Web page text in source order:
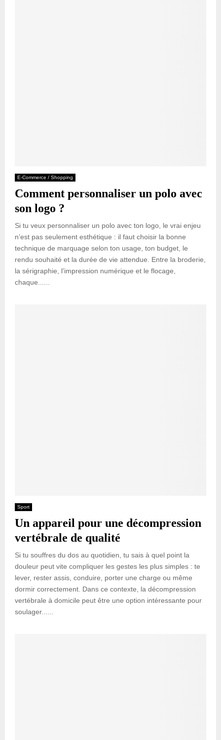
E-Commerce / Shopping
Comment personnaliser un polo avec
son logo ?
Si tu veux personnaliser un polo avec ton logo, le vrai enjeu
n’est pas seulement esthétique : il faut choisir la bonne
technique de marquage selon ton usage, ton budget, le
rendu souhaité et la durée de vie attendue. Entre la broderie,
la sérigraphie, l’impression numérique et le flocage,
chaque......
Sport
Un appareil pour une décompression
vertébrale de qualité
Si tu souffres du dos au quotidien, tu sais à quel point la
douleur peut vite compliquer les gestes les plus simples : te
lever, rester assis, conduire, porter une charge ou même
dormir correctement. Dans ce contexte, la décompression
vertébrale à domicile peut être une option intéressante pour
soulager......